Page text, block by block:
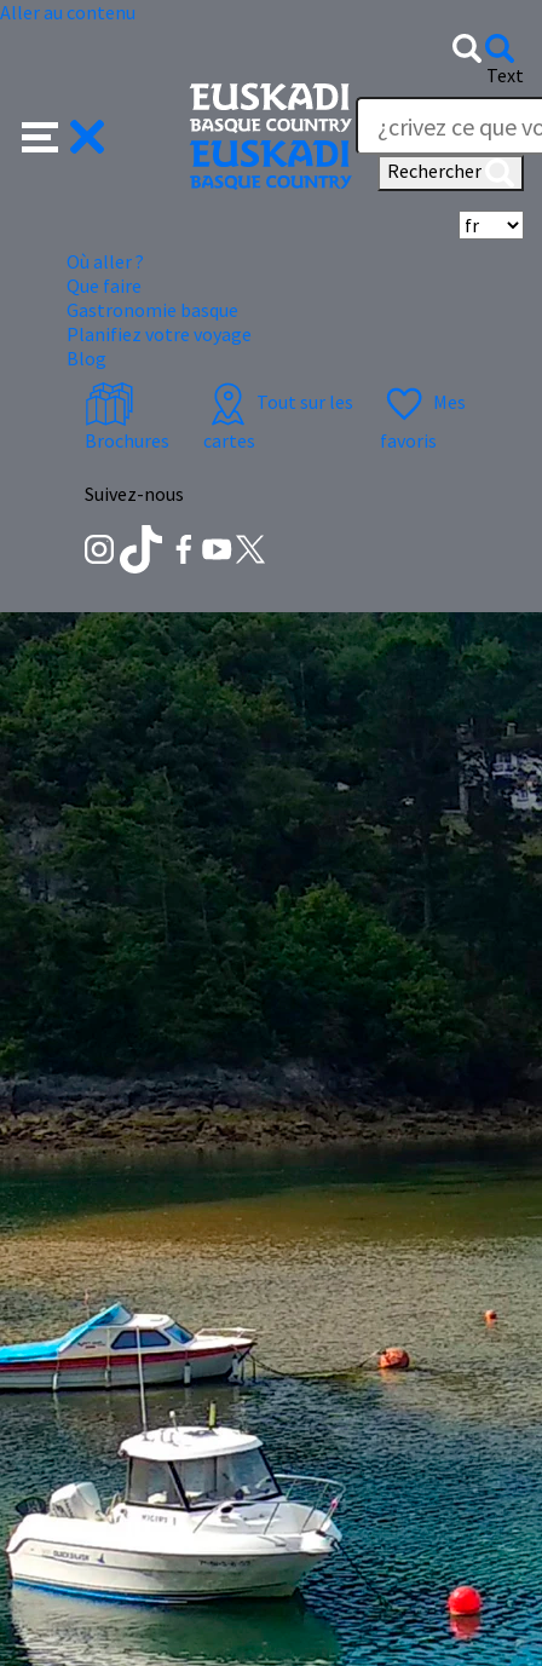
Aller au contenu
Text
Rechercher
Où aller ?
Que faire
Gastronomie basque
Planifiez votre voyage
Blog
Brochures
Tout sur les
cartes
Mes
favoris
Suivez-nous